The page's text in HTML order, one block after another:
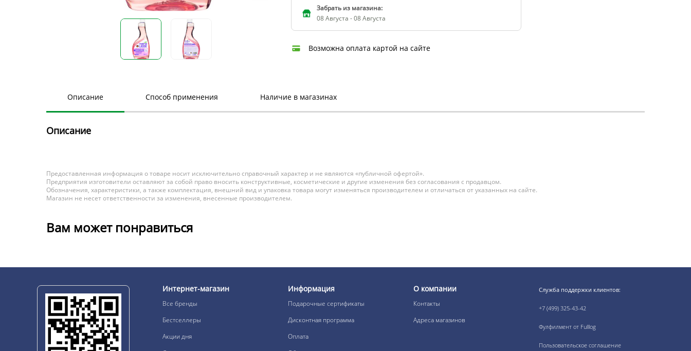
Забрать из магазина:
08 Августа - 08 Августа
Возможна оплата картой на сайте
Описание Способ применения Наличие в магазинах
Описание
Предоставленная информация о товаре носит исключительно справочный характер и не являются «публичной офертой».
Предприятия изготовители оставляют за собой право вносить конструктивные, косметические и другие изменения без согласования с продавцом.
Обозначения, характеристики, а также комплектация, внешний вид и упаковка товара могут изменяться производителем и отличаться от указанных на сайте.
Магазин не несет ответственности за изменения, внесенные производителем.
Вам может понравиться
Интернет-магазин
Все бренды
Бестселлеры
Акции дня
Информация
Подарочные сертификаты
Дисконтная программа
Оплата
О компании
Контакты
Адреса магазинов
Служба поддержки клиентов:
+7 (499) 325-43-42
Фулфилмент от Fulllog
Пользовательское соглашение